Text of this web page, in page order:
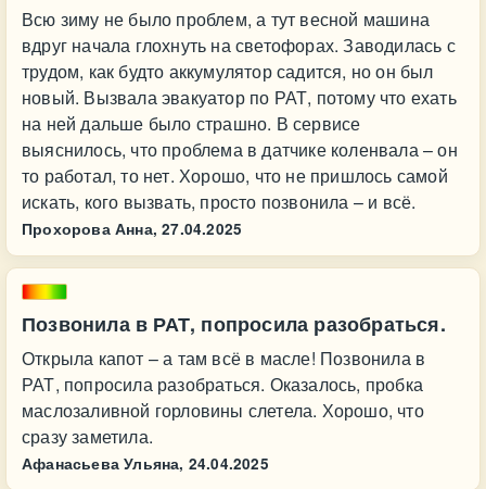
Всю зиму не было проблем, а тут весной машина
вдруг начала глохнуть на светофорах. Заводилась с
трудом, как будто аккумулятор садится, но он был
новый. Вызвала эвакуатор по РАТ, потому что ехать
на ней дальше было страшно. В сервисе
выяснилось, что проблема в датчике коленвала – он
то работал, то нет. Хорошо, что не пришлось самой
искать, кого вызвать, просто позвонила – и всё.
Прохорова Анна, 27.04.2025
Позвонила в РАТ, попросила разобраться.
Открыла капот – а там всё в масле! Позвонила в
РАТ, попросила разобраться. Оказалось, пробка
маслозаливной горловины слетела. Хорошо, что
сразу заметила.
Афанасьева Ульяна, 24.04.2025